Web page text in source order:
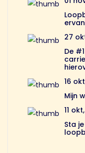
27
De
16
Mijn
11
Sta